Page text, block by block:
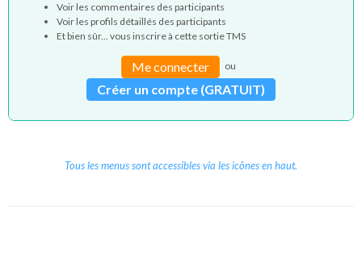
Voir les commentaires des participants
Voir les profils détaillés des participants
Et bien sûr... vous inscrire à cette sortie TMS
Me connecter ou
Créer un compte (GRATUIT)
Tous les menus sont accessibles via les icônes en haut.